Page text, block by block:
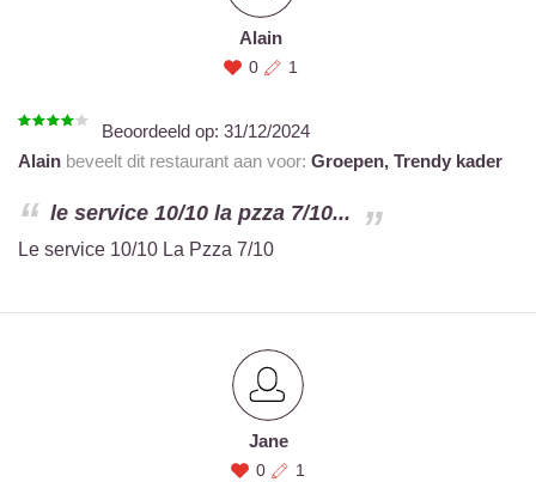
Alain
0 1
Beoordeeld op: 31/12/2024
Alain beveelt dit restaurant aan voor: Groepen, Trendy kader
le service 10/10 la pzza 7/10...
Le service 10/10 La Pzza 7/10
Jane
0 1